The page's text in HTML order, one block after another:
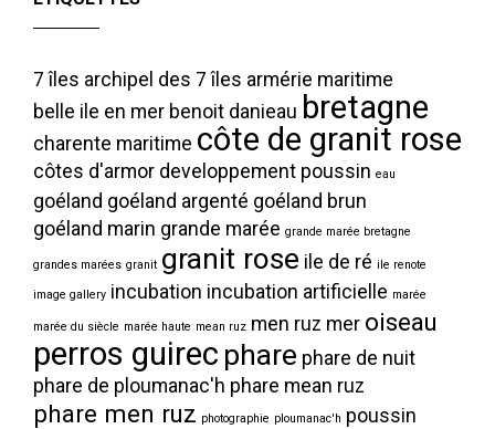
7 îles archipel des 7 îles armérie maritime
belle ile en mer benoit danieau bretagne
charente maritime côte de granit rose
côtes d'armor developpement poussin eau
goéland goéland argenté goéland brun
goéland marin grande marée grande marée bretagne
grandes marées granit granit rose ile de ré ile renote
image gallery incubation incubation artificielle marée
marée du siècle marée haute mean ruz men ruz mer oiseau
perros guirec phare phare de nuit
phare de ploumanac'h phare mean ruz
phare men ruz photographie ploumanac'h poussin